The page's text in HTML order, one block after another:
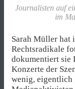
Journalisten auf
im
Sarah Müller hat
Rechtsradikale
dokumentiert sie
Konzerte der
wenig, eigentlich